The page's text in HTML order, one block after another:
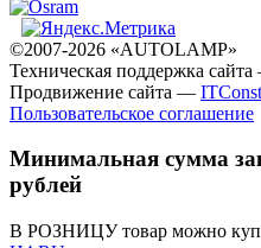
©2007-2026 «AUTOLAMP»
Техническая поддержка
Продвижение сайта —
Пользовательское соглашение
Минимальная сумма
рублей
В РОЗНИЦУ товар можно